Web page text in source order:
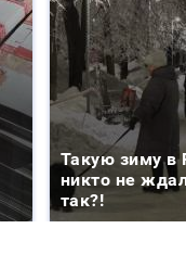
Такую зиму в
никто не
так?!